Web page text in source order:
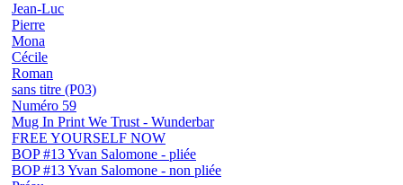
Jean-Luc
Pierre
Mona
Cécile
Roman
sans titre (P03)
Numéro 59
Mug In Print We Trust - Wunderbar
FREE YOURSELF NOW
BOP #13 Yvan Salomone - pliée
BOP #13 Yvan Salomone - non pliée